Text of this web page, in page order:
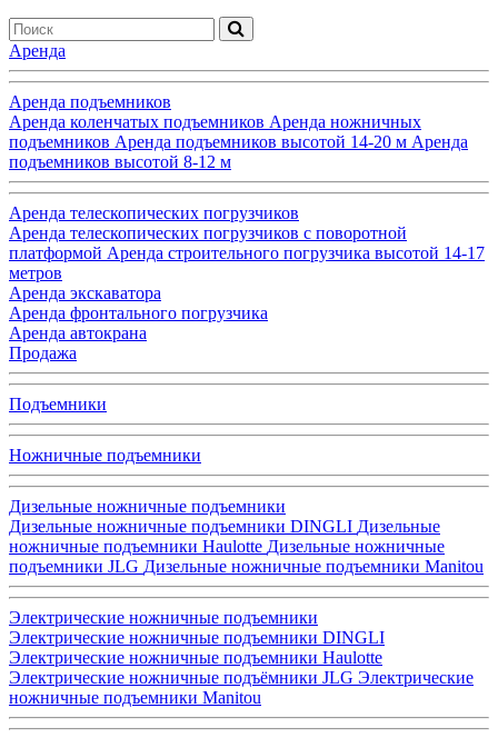
Аренда
Аренда подъемников
Аренда коленчатых подъемников Аренда ножничных
подъемников Аренда подъемников высотой 14-20 м Аренда
подъемников высотой 8-12 м
Аренда телескопических погрузчиков
Аренда телескопических погрузчиков с поворотной
платформой Аренда строительного погрузчика высотой 14-17
метров
Аренда экскаватора
Аренда фронтального погрузчика
Аренда автокрана
Продажа
Подъемники
Ножничные подъемники
Дизельные ножничные подъемники
Дизельные ножничные подъемники DINGLI Дизельные
ножничные подъемники Haulotte Дизельные ножничные
подъемники JLG Дизельные ножничные подъемники Manitou
Электрические ножничные подъемники
Электрические ножничные подъемники DINGLI
Электрические ножничные подъемники Haulotte
Электрические ножничные подъёмники JLG Электрические
ножничные подъемники Manitou